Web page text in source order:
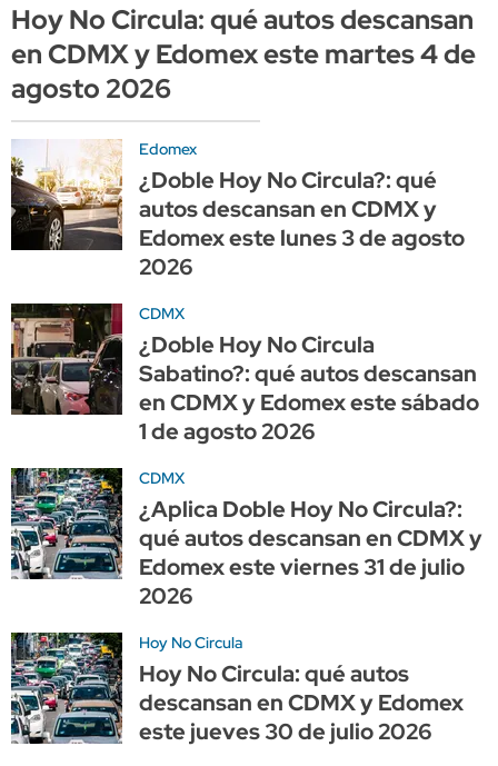
Hoy No Circula: qué autos descansan
en CDMX y Edomex este martes 4 de
agosto 2026
Edomex
¿Doble Hoy No Circula?: qué
autos descansan en CDMX y
Edomex este lunes 3 de agosto
2026
CDMX
¿Doble Hoy No Circula
Sabatino?: qué autos descansan
en CDMX y Edomex este sábado
1 de agosto 2026
CDMX
¿Aplica Doble Hoy No Circula?:
qué autos descansan en CDMX y
Edomex este viernes 31 de julio
2026
Hoy No Circula
Hoy No Circula: qué autos
descansan en CDMX y Edomex
este jueves 30 de julio 2026